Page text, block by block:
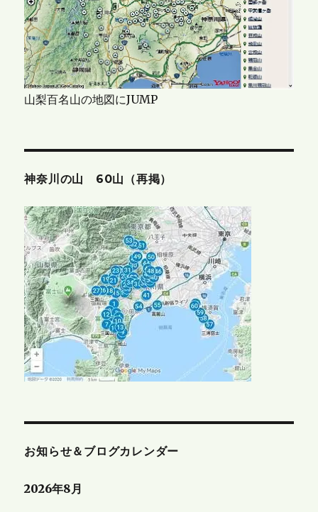
山梨百名山の地図にJUMP
神奈川の山 60山（再掲）
お知らせ＆ブログカレンダー
2026年8月